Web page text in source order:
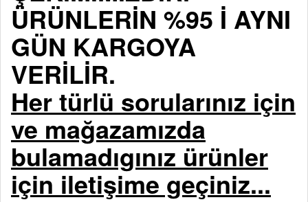
ÜRÜNLERİN %95 İ AYNI
GÜN KARGOYA
VERİLİR.
Her türlü sorularınız için
ve mağazamızda
bulamadıgınız ürünler
için iletişime geçiniz...